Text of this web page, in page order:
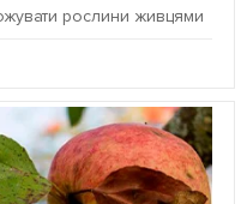
рослини живцями